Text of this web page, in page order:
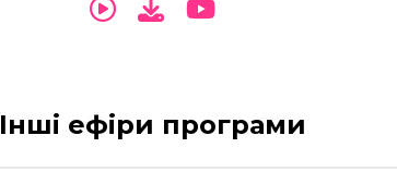
Інші ефіри програми